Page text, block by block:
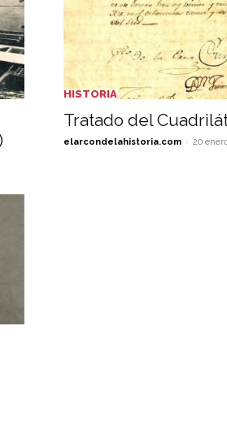
HISTORIA
Tratado del
elarcondelahistoria.com - 20